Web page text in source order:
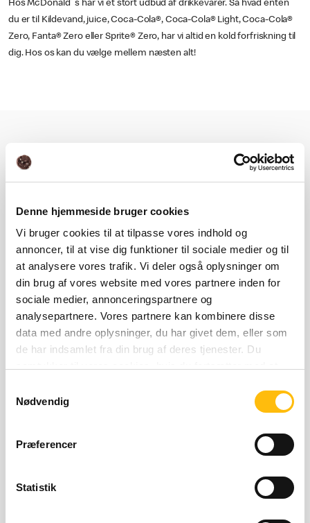
Denne hjemmeside bruger cookies
Vi bruger cookies til at tilpasse vores indhold og
annoncer, til at vise dig funktioner til sociale medier og til
at analysere vores trafik. Vi deler også oplysninger om
din brug af vores website med vores partnere inden for
sociale medier, annonceringspartnere og
analysepartnere. Vores partnere kan kombinere disse
data med andre oplysninger, du har givet dem, eller som
de har indsamlet fra din brug af deres tjenester. Du
Nødvendig
Præferencer
Statistik
Hos McDonald´s har vi et stort udbud af drikkevarer. Så hvad enten
du er til Kildevand, juice, Coca-Cola®, Coca-Cola® Light, Coca-Cola®
Zero, Fanta® Zero eller Sprite® Zero, har vi altid en kold forfriskning til
dig. Hos os kan du vælge mellem næsten alt!
Ingrediens, allergi- og
næringsoplysning
Ingrediens- og allergioplysning
Næringsberegner